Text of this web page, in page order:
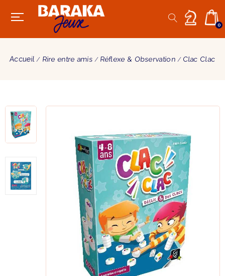
0
Accueil Rire entre amis Réflexe & Observation Clac Clac